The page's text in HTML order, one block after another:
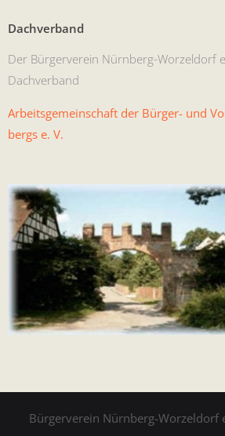
Dachverband
Der Bürg­ervere­in Nürn­berg-Worzel­dorf
Dachverband
Arbeits­ge­mein­schaft der Bürg­er- und
bergs e. V.
Bürgerverein Nürnberg-Worzeldorf